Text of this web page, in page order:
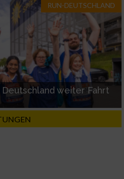
RUN-DEUTSCHLAND
Deutschland weiter Fahrt